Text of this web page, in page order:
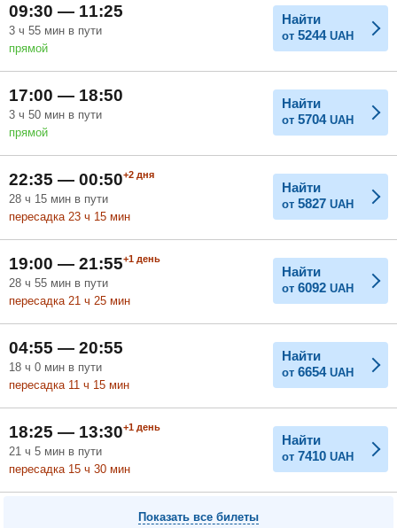
09:30 — 11:25
3 ч 55 мин в пути
прямой
Найти
от 5244 UAH
17:00 — 18:50
3 ч 50 мин в пути
прямой
Найти
от 5704 UAH
22:35 — 00:50+2 дня
28 ч 15 мин в пути
пересадка 23 ч 15 мин
Найти
от 5827 UAH
19:00 — 21:55+1 день
28 ч 55 мин в пути
пересадка 21 ч 25 мин
Найти
от 6092 UAH
04:55 — 20:55
18 ч 0 мин в пути
пересадка 11 ч 15 мин
Найти
от 6654 UAH
18:25 — 13:30+1 день
21 ч 5 мин в пути
пересадка 15 ч 30 мин
Найти
от 7410 UAH
Показать все билеты